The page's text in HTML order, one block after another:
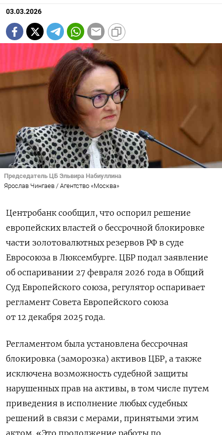
03.03.2026
Председатель ЦБ Эльвира Набиуллина
Ярослав Чингаев / Агентство «Москва»
Центробанк сообщил, что оспорил решение
европейских властей о бессрочной блокировке
части золотовалютных резервов РФ в суде
Евросоюза в Люксембурге. ЦБР подал ‌заявление
об оспаривании 27 февраля 2026 года в Общий
Суд Европейского союза, регулятор оспаривает
регламент Совета Европейского союза
от 12 декабря 2025 года.
Регламентом была ​установлена бессрочная
блокировка (заморозка) активов ​ЦБР, а ​также
исключена возможность ⁠судебной защиты
нарушенных прав на активы, в том ‌числе путем
приведения в исполнение любых ‌судебных
решений в связи с мерами, принятыми этим